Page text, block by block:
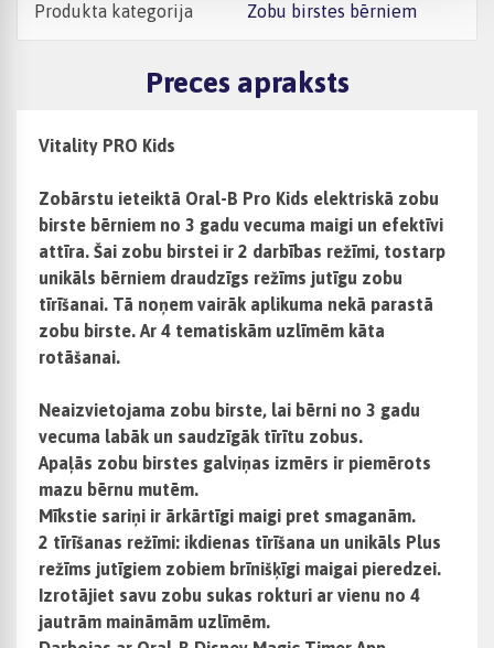
Produkta kategorija Zobu birstes bērniem
Preces apraksts
Vitality PRO Kids
Zobārstu ieteiktā Oral-B Pro Kids elektriskā zobu
birste bērniem no 3 gadu vecuma maigi un efektīvi
attīra. Šai zobu birstei ir 2 darbības režīmi, tostarp
unikāls bērniem draudzīgs režīms jutīgu zobu
tīrīšanai. Tā noņem vairāk aplikuma nekā parastā
zobu birste. Ar 4 tematiskām uzlīmēm kāta
rotāšanai.
Neaizvietojama zobu birste, lai bērni no 3 gadu
vecuma labāk un saudzīgāk tīrītu zobus.
Apaļās zobu birstes galviņas izmērs ir piemērots
mazu bērnu mutēm.
Mīkstie sariņi ir ārkārtīgi maigi pret smaganām.
2 tīrīšanas režīmi: ikdienas tīrīšana un unikāls Plus
režīms jutīgiem zobiem brīnišķīgi maigai pieredzei.
Izrotājiet savu zobu sukas rokturi ar vienu no 4
jautrām maināmām uzlīmēm.